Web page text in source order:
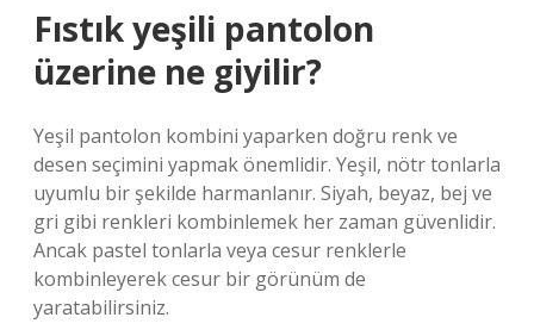
Fıstık yeşili pantolon
üzerine ne giyilir?
Yeşil pantolon kombini yaparken doğru renk ve
desen seçimini yapmak önemlidir. Yeşil, nötr tonlarla
uyumlu bir şekilde harmanlanır. Siyah, beyaz, bej ve
gri gibi renkleri kombinlemek her zaman güvenlidir.
Ancak pastel tonlarla veya cesur renklerle
kombinleyerek cesur bir görünüm de
yaratabilirsiniz.